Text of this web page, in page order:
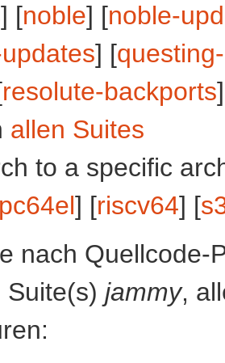
] [noble] [noble-
] [
resolute-backports
allen Suites
to a specific
] [riscv64] [
nach
Suite(s) jammy,